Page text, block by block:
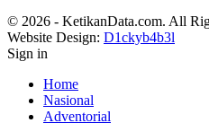
© 2026 - KetikanData.com. All
Website Design: D1ckyb4b3l
Sign in
Home
Nasional
Adventorial